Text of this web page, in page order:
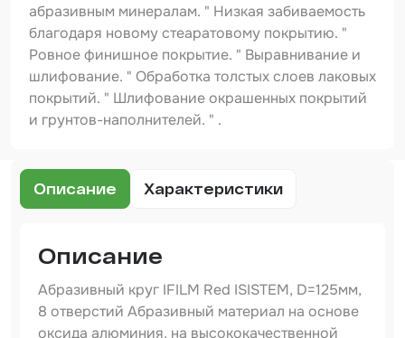
Крышка для ёмкости
Материалы для вклейки стекол
абразивным минералам. " Низкая забиваемость
благодаря новому стеаратовому покрытию. "
Ровное финишное покрытие. " Выравнивание и
шлифование. " Обработка толстых слоев лаковых
покрытий. " Шлифование окрашенных покрытий
и грунтов-наполнителей. " .
Описание Характеристики
Описание
Абразивный круг IFILM Red ISISTEM, D=125мм,
8 отверстий Абразивный материал на основе
оксида алюминия, на высококачественной